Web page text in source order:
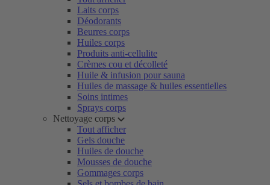
Laits corps
Déodorants
Beurres corps
Huiles corps
Produits anti-cellulite
Crèmes cou et décolleté
Huile & infusion pour sauna
Huiles de massage & huiles essentielles
Soins intimes
Sprays corps
Nettoyage corps
Tout afficher
Gels douche
Huiles de douche
Mousses de douche
Gommages corps